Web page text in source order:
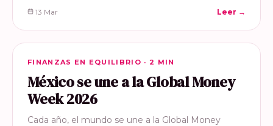
13 Mar Leer →
FINANZAS EN EQUILIBRIO
FINANZAS EN EQUILIBRIO · 2 MIN
México se une a la Global Money
Week 2026
Cada año, el mundo se une a la Global Money